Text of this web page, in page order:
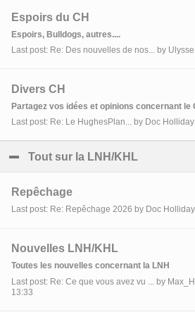
Espoirs du CH
Espoirs, Bulldogs, autres....
Last post: Re: Des nouvelles de nos... by
Divers CH
Partagez vos idées et opinions concernant le
Last post: Re: Le HughesPlan... by Doc
Tout sur la LNH/KHL
Repêchage
Last post: Re: Repêchage 2026 by Doc
Nouvelles LNH/KHL
Toutes les nouvelles concernant la LNH
Last post: Re: Ce que vous avez vu ... by
13:33